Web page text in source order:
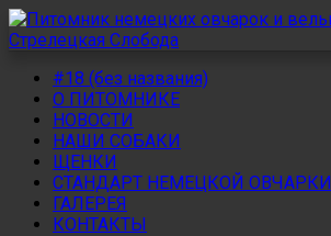
#18 (без названия)
О ПИТОМНИКЕ
НОВОСТИ
НАШИ СОБАКИ
ЩЕНКИ
СТАНДАРТ НЕМЕЦКОЙ ОВЧАРКИ
ГАЛЕРЕЯ
КОНТАКТЫ